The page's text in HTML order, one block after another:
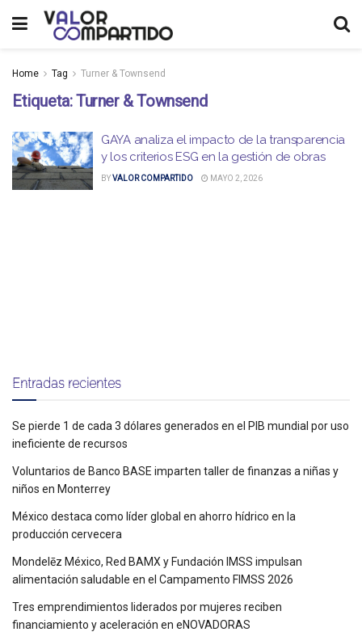
Home Tag Turner & Townsend
Etiqueta:Turner & Townsend
GAYA analiza el impacto de la transparencia
y los criterios ESG en la gestión de obras
BYVALOR COMPARTIDO MAYO 2, 2026
Entradas recientes
Se pierde 1 de cada 3 dólares generados en el PIB mundial por uso
ineficiente de recursos
Voluntarios de Banco BASE imparten taller de finanzas a niñas y
niños en Monterrey
México destaca como líder global en ahorro hídrico en la
producción cervecera
Mondelēz México, Red BAMX y Fundación IMSS impulsan
alimentación saludable en el Campamento FIMSS 2026
Tres emprendimientos liderados por mujeres reciben
financiamiento y aceleración en eNOVADORAS